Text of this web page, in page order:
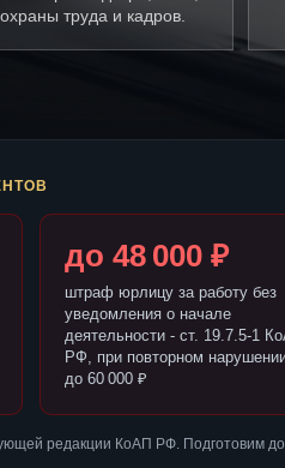
охраны труда и кадров.
до 48 000 ₽
штраф юрлицу за работу без
уведомления о начале
деятельности - ст. 19.7.5-1
РФ, при повторном
до 60 000 ₽
редакции КоАП РФ. Подготовим